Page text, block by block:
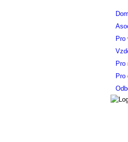
Pro
Pro
Pro